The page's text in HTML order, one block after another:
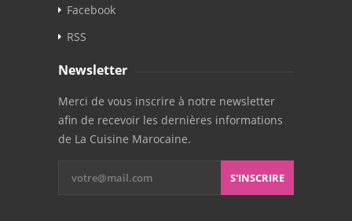
Facebook
RSS
Newsletter
Merci de vous inscrire à notre newsletter
afin de recevoir les dernières informations
de La Cuisine Marocaine.
S'INSCRIRE